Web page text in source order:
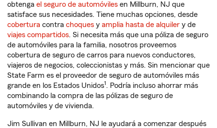
obtenga el seguro de automóviles en Millburn, NJ que
satisface sus necesidades. Tiene muchas opciones, desde
cobertura contra choques y amplia hasta de alquiler y de
viajes compartidos. Si necesita más que una póliza de seguro
de automóviles para la familia, nosotros proveemos
cobertura de seguro de carros para nuevos conductores,
viajeros de negocios, coleccionistas y más. Sin mencionar que
State Farm es el proveedor de seguro de automóviles más
grande en los Estados Unidos1. Podría incluso ahorrar más
combinando la compra de las pólizas de seguro de
automóviles y de vivienda.
Jim Sullivan en Millburn, NJ le ayudará a comenzar después